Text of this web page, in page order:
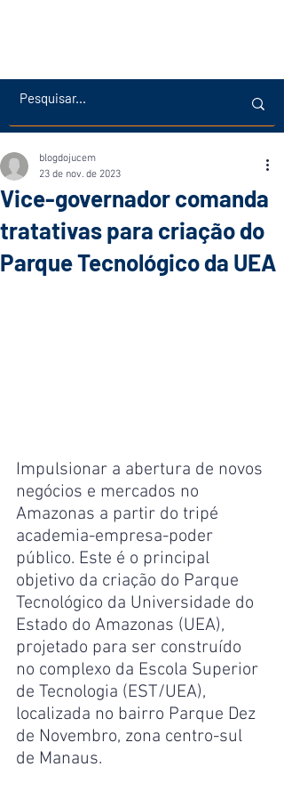
Vice-governador comanda
tratativas para criação do
Parque Tecnológico da UEA
blogdojucem
23 de nov. de 2023
Impulsionar a abertura de novos
negócios e mercados no
Amazonas a partir do tripé
academia-empresa-poder
público. Este é o principal
objetivo da criação do Parque
Tecnológico da Universidade do
Estado do Amazonas (UEA),
projetado para ser construído
no complexo da Escola Superior
de Tecnologia (EST/UEA),
localizada no bairro Parque Dez
de Novembro, zona centro-sul
de Manaus.